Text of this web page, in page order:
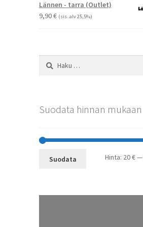
Lännen - tarra (Outlet)
9,90€ (sis. alv 25,5%)
Haku:
Suodata hinnan mukaan
Suodata Hinta: 20 €—